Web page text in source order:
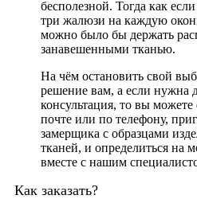
бесполезной. Тогда как
три жалюзи на каждую
можно было бы держать
занавешенными тканью.
На чём остановить свой
решение вам, а если нужна
консультация, то вы можете
почте или по телефону,
замерщика с образцами
тканей, и определиться на
вместе с нашим
Как заказать?